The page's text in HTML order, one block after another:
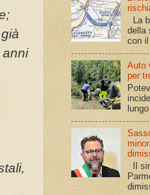
anni
La
della
con il
Auto
per
Il